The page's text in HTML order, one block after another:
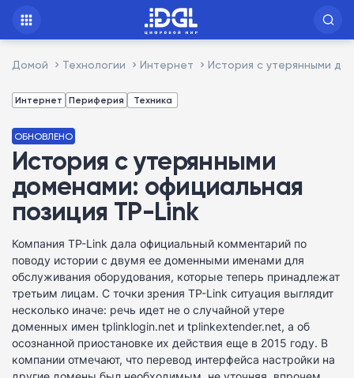
Домой Технологии Интернет История с утерянными
Интернет Периферия Техника
ОБНОВЛЕНО
История с утерянными
доменами: официальная
позиция TP-Link
Компания TP-Link дала официальный комментарий по
поводу истории с двумя ее доменными именами для
обслуживания оборудования, которые теперь принадлежат
третьим лицам. С точки зрения TP-Link ситуация выглядит
несколько иначе: речь идет не о случайной утере
доменных имен tplinklogin.net и tplinkextender.net, а об
осознанной приостановке их действия еще в 2015 году. В
компании отмечают, что перевод интерфейса настройки на